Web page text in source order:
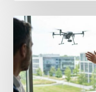
Maîtriser
smart-
staffing
en
2027